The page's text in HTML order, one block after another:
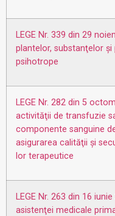
LEGE Nr. 339 din 29
plantelor, substanţelor
psihotrope
LEGE Nr. 282 din 5
activităţii de transfuzie
componente sanguine
asigurarea calităţii şi
lor terapeutice
LEGE Nr. 263 din 16
asistenţei medicale